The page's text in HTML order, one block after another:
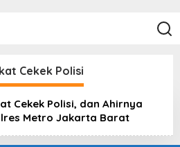
Cekek Polisi
Cekek Polisi, dan Ahirnya
Metro Jakarta Barat